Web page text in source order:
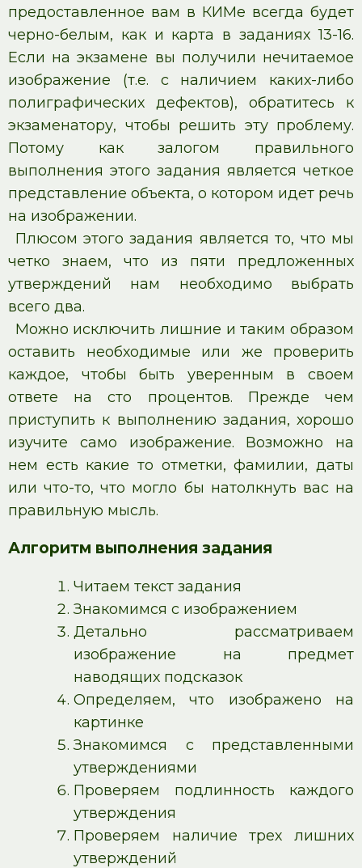
предоставленное вам в КИМе всегда будет
черно-белым, как и карта в заданиях 13-16.
Если на экзамене вы получили нечитаемое
изображение (т.е. с наличием каких-либо
полиграфических дефектов), обратитесь к
экзаменатору, чтобы решить эту проблему.
Потому как залогом правильного
выполнения этого задания является четкое
представление объекта, о котором идет речь
на изображении.
Плюсом этого задания является то, что мы
четко знаем, что из пяти предложенных
утверждений нам необходимо выбрать
всего два.
Можно исключить лишние и таким образом
оставить необходимые или же проверить
каждое, чтобы быть уверенным в своем
ответе на сто процентов. Прежде чем
приступить к выполнению задания, хорошо
изучите само изображение. Возможно на
нем есть какие то отметки, фамилии, даты
или что-то, что могло бы натолкнуть вас на
правильную мысль.
Алгоритм выполнения задания
Читаем текст задания
Знакомимся с изображением
Детально рассматриваем
изображение на предмет
наводящих подсказок
Определяем, что изображено на
картинке
Знакомимся с представленными
утверждениями
Проверяем подлинность каждого
утверждения
Проверяем наличие трех лишних
утверждений